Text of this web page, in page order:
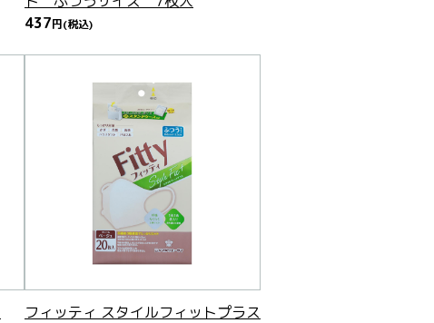
437円(税込)
フィッティ スタイルフィットプラス